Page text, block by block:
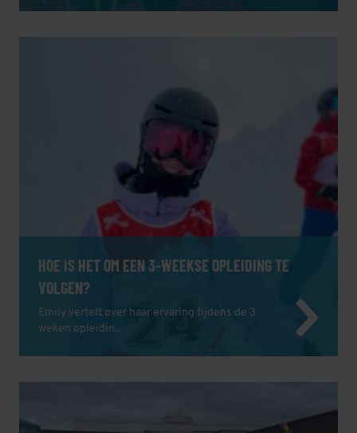
HOE IS HET OM EEN 3-WEEKSE OPLEIDING TE
VOLGEN?
Emily vertelt over haar ervaring tijdens de 3
weken opleidin...